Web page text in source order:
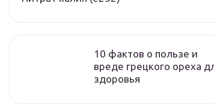
10 фактов о пользе и
вреде грецкого ореха
здоровья